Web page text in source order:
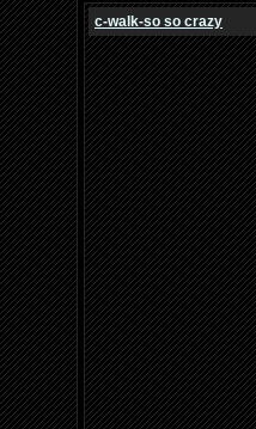
c-walk-so so crazy